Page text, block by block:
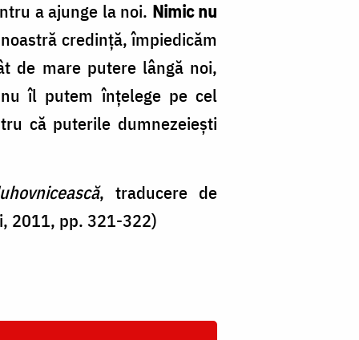
a ajunge la noi. Nimic nu
credinţă, împiedicăm
de mare putere lângă noi,
îl putem înţelege pe cel
că puterile dumnezeieşti
, traducere de
2011, pp. 321-322)